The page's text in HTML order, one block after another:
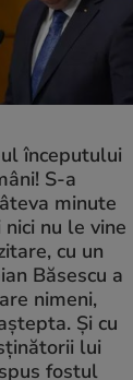
începutului
S-a
minute
nu le vine
cu un
Băsescu a
nimeni,
Și cu
lui
fostul